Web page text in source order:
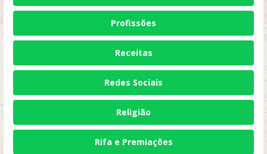
Profissões
Receitas
Redes Sociais
Religião
Rifa e Premiações